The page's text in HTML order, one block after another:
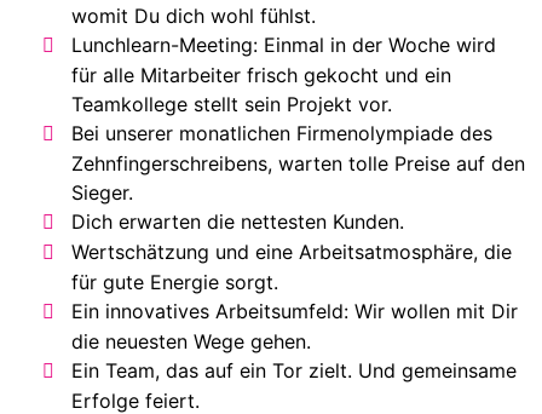
womit Du dich wohl fühlst.
Lunchlearn-Meeting: Einmal in der Woche wird
für alle Mitarbeiter frisch gekocht und ein
Teamkollege stellt sein Projekt vor.
Bei unserer monatlichen Firmenolympiade des
Zehnfingerschreibens, warten tolle Preise auf den
Sieger.
Dich erwarten die nettesten Kunden.
Wertschätzung und eine Arbeitsatmosphäre, die
für gute Energie sorgt.
Ein innovatives Arbeitsumfeld: Wir wollen mit Dir
die neuesten Wege gehen.
Ein Team, das auf ein Tor zielt. Und gemeinsame
Erfolge feiert.